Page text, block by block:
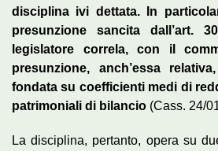
disciplina ivi dettata. In
presunzione sancita dall’art.
legislatore correla, con il
presunzione, anch’essa
fondata su coefficienti medi di
patrimoniali di bilancio (Cass. 24/
La disciplina, pertanto, opera su